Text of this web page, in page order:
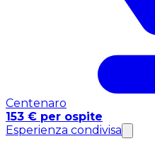
Centenaro
153 € per ospite
Esperienza condivisa